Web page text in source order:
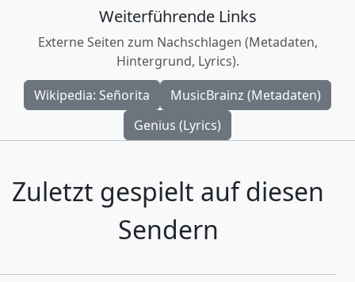
Weiterführende Links
Externe Seiten zum Nachschlagen (Metadaten,
Hintergrund, Lyrics).
Wikipedia: Señorita
MusicBrainz (Metadaten)
Genius (Lyrics)
Zuletzt gespielt auf diesen
Sendern